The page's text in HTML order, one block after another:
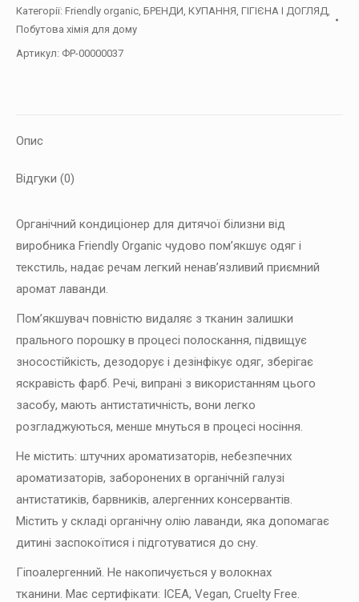
прання
олією
750
кількість
Категорії: Friendly organic БРЕНДИ КУПАННЯ, ГІГІЄНА І ДОГЛЯД
Побутова хімія для дому
Артикул: ФР-00000037
Опис
Відгуки (0)
Органічний кондиціонер для дитячої білизни від
виробника Friendly Organic чудово пом’якшує одяг і
текстиль, надає речам легкий ненав’язливий приємний
аромат лаванди.
Пом’якшувач повністю видаляє з тканин залишки
прального порошку в процесі полоскання, підвищує
зносостійкість, дезодорує і дезінфікує одяг, зберігає
яскравість фарб. Речі, випрані з використанням цього
засобу, мають антистатичність, вони легко
розгладжуються, менше мнуться в процесі носіння.
Не містить: штучних ароматизаторів, небезпечних
ароматизаторів, заборонених в органічній галузі
антистатиків, барвників, алергенних консервантів.
Містить у складі органічну олію лаванди, яка допомагає
дитині заспокоїтися і підготуватися до сну.
Гіпоалергенний. Не накопичується у волокнах
тканини. Має сертифікати: ICEA, Vegan, Cruelty Free.